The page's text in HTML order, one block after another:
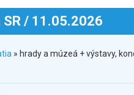
SR / 11.05.2026
» hrady a múzeá + výstavy,